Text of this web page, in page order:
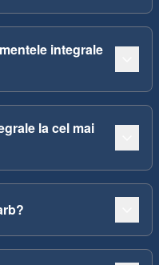
integrale
la cel mai